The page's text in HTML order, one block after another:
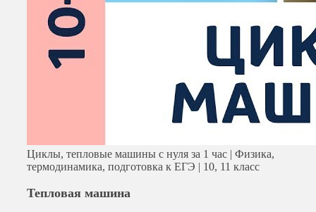
Циклы, тепловые машины с нуля за 1 час | Физика,
термодинамика, подготовка к ЕГЭ | 10, 11 класс
Тепловая машина